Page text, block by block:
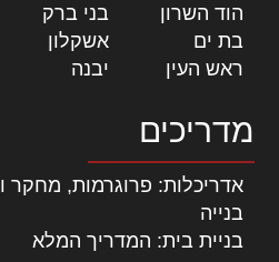
הוד השרון
בני ברק
בת ים
אשקלון
ראש העין
יבנה
מדריכים
אדריכלות: פרוגרמות, מחקר
בנייה
בניית בית: המדריך המלא